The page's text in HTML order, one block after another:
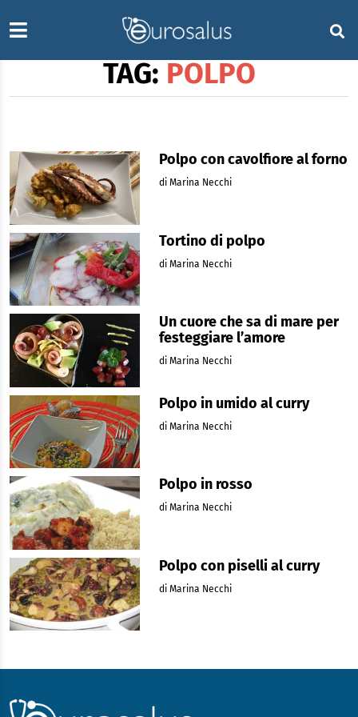
TAG: POLPO
Polpo con cavolfiore al forno
di Marina Necchi
Tortino di polpo
di Marina Necchi
Un cuore che sa di mare per
festeggiare l’amore
di Marina Necchi
Polpo in umido al curry
di Marina Necchi
Polpo in rosso
di Marina Necchi
Polpo con piselli al curry
di Marina Necchi